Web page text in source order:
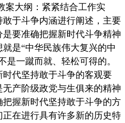
案大纲：紧紧结合工作实
于斗争内涵进行阐述，主要
要准确把握新时代斗争精神
是“中华民族伟大复兴的中
是一蹴而就、轻松可得的。
代坚持敢于斗争的客观要
产阶级政党与生俱来的精神
握新时代坚持敢于斗争的方
在进行具有许多新的历史特